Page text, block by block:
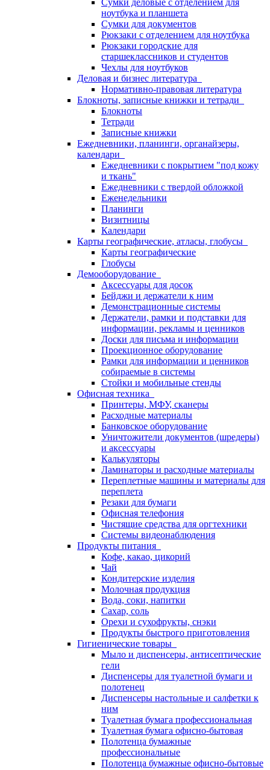
Сумки деловые с отделением для
ноутбука и планшета
Сумки для документов
Рюкзаки с отделением для ноутбука
Рюкзаки городские для
старшеклассников и студентов
Чехлы для ноутбуков
Деловая и бизнес литература
Нормативно-правовая литература
Блокноты, записные книжки и тетради
Блокноты
Тетради
Записные книжки
Ежедневники, планинги, органайзеры,
календари
Ежедневники с покрытием "под кожу
и ткань"
Ежедневники с твердой обложкой
Еженедельники
Планинги
Визитницы
Календари
Карты географические, атласы, глобусы
Карты географические
Глобусы
Демооборудование
Аксессуары для досок
Бейджи и держатели к ним
Демонстрационные системы
Держатели, рамки и подставки для
информации, рекламы и ценников
Доски для письма и информации
Проекционное оборудование
Рамки для информации и ценников
собираемые в системы
Стойки и мобильные стенды
Офисная техника
Принтеры, МФУ, сканеры
Расходные материалы
Банковское оборудование
Уничтожители документов (шредеры)
и аксессуары
Калькуляторы
Ламинаторы и расходные материалы
Переплетные машины и материалы для
переплета
Резаки для бумаги
Офисная телефония
Чистящие средства для оргтехники
Системы видеонаблюдения
Продукты питания
Кофе, какао, цикорий
Чай
Кондитерские изделия
Молочная продукция
Вода, соки, напитки
Сахар, соль
Орехи и сухофрукты, снэки
Продукты быстрого приготовления
Гигиенические товары
Мыло и диспенсеры, антисептические
гели
Диспенсеры для туалетной бумаги и
полотенец
Диспенсеры настольные и салфетки к
ним
Туалетная бумага профессиональная
Туалетная бумага офисно-бытовая
Полотенца бумажные
профессиональные
Полотенца бумажные офисно-бытовые